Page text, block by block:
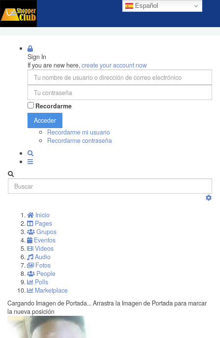
Español
Sign In
If you are new here,create your account now
Recordarme
Acceder
Recordarme mi usuario
Recordarme contraseña
Inicio
Pages
Grupos
Eventos
Videos
Audio
Fotos
People
Polls
Marketplace
Cargando Imagen de Portada... Arrastra la Imagen de Portada para marcar
la nueva posición